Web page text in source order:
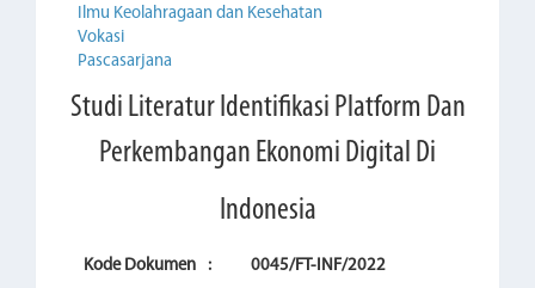
Ilmu Keolahragaan dan Kesehatan
Vokasi
Pascasarjana
Studi Literatur Identifikasi Platform Dan
Perkembangan Ekonomi Digital Di
Indonesia
Kode Dokumen : 0045/FT-INF/2022